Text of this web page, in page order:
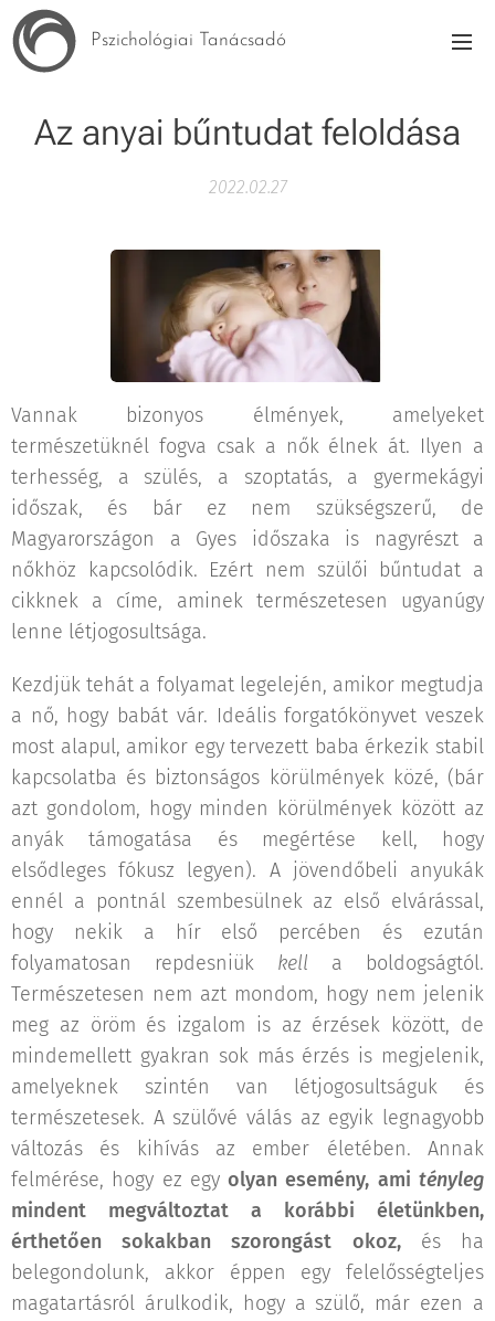
Pszichológiai Tanácsadó
Az anyai bűntudat feloldása
2022.02.27
Vannak bizonyos élmények, amelyeket
természetüknél fogva csak a nők élnek át. Ilyen a
terhesség, a szülés, a szoptatás, a gyermekágyi
időszak, és bár ez nem szükségszerű, de
Magyarországon a Gyes időszaka is nagyrészt a
nőkhöz kapcsolódik. Ezért nem szülői bűntudat a
cikknek a címe, aminek természetesen ugyanúgy
lenne létjogosultsága.
Kezdjük tehát a folyamat legelején, amikor megtudja
a nő, hogy babát vár. Ideális forgatókönyvet veszek
most alapul, amikor egy tervezett baba érkezik stabil
kapcsolatba és biztonságos körülmények közé, (bár
azt gondolom, hogy minden körülmények között az
anyák támogatása és megértése kell, hogy
elsődleges fókusz legyen). A jövendőbeli anyukák
ennél a pontnál szembesülnek az első elvárással,
hogy nekik a hír első percében és ezután
folyamatosan repdesniük kell a boldogságtól.
Természetesen nem azt mondom, hogy nem jelenik
meg az öröm és izgalom is az érzések között, de
mindemellett gyakran sok más érzés is megjelenik,
amelyeknek szintén van létjogosultságuk és
természetesek. A szülővé válás az egyik legnagyobb
változás és kihívás az ember életében. Annak
felmérése, hogy ez egyolyan esemény, amitényleg
mindent megváltoztat a korábbi életünkben,
érthetően sokakban szorongást okoz, és ha
belegondolunk, akkor éppen egy felelősségteljes
magatartásról árulkodik, hogy a szülő, már ezen a